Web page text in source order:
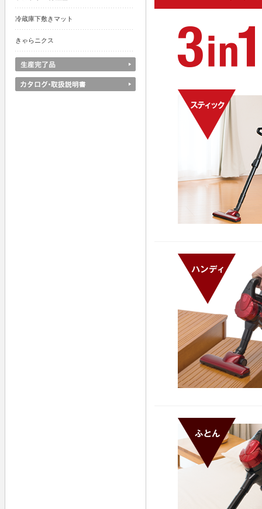
冷蔵庫下敷きマット
きゃらニクス